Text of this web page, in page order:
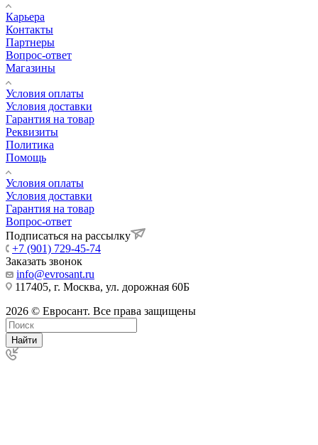
Карьера
Контакты
Партнеры
Вопрос-ответ
Магазины
Условия оплаты
Условия доставки
Гарантия на товар
Реквизиты
Политика
Помощь
Условия оплаты
Условия доставки
Гарантия на товар
Вопрос-ответ
Подписаться на рассылку
+7 (901) 729-45-74
Заказать звонок
info@evrosant.ru
117405, г. Москва, ул. дорожная 60Б
2026 © Евросант. Все права защищены
Найти